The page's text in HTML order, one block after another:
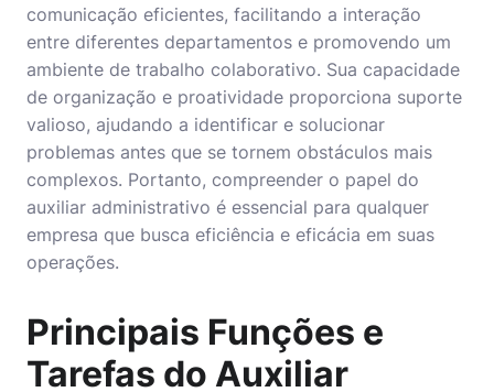
comunicação eficientes, facilitando a interação
entre diferentes departamentos e promovendo um
ambiente de trabalho colaborativo. Sua capacidade
de organização e proatividade proporciona suporte
valioso, ajudando a identificar e solucionar
problemas antes que se tornem obstáculos mais
complexos. Portanto, compreender o papel do
auxiliar administrativo é essencial para qualquer
empresa que busca eficiência e eficácia em suas
operações.
Principais Funções e
Tarefas do Auxiliar